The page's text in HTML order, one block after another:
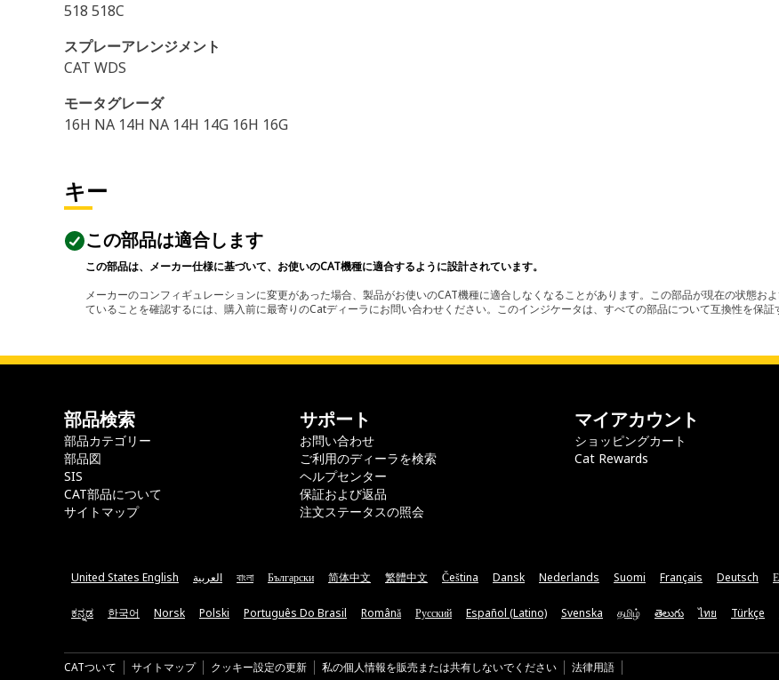
518 518C
スプレーアレンジメント
CAT WDS
モータグレーダ
16H NA 14H NA 14H 14G 16H 16G
キー
この部品は適合します
この部品は、メーカー仕様に基づいて、お使いのCAT機種に適合するように設計されています。
メーカーのコンフィギュレーションに変更があった場合、製品がお使いのCAT機種に適合しなくなることがあります。この部品が現在の状態お
ていることを確認するには、購入前に最寄りのCatディーラにお問い合わせください。このインジケータは、すべての部品について互換性を保証
部品検索
部品カテゴリー
部品図
SIS
CAT部品について
サイトマップ
サポート
お問い合わせ
ご利用のディーラを検索
ヘルプセンター
保証および返品
注文ステータスの照会
マイアカウント
ショッピングカート
Cat Rewards
United States English العربية বাংলা Български 简体中文 繁體中文 Čeština Dansk Nederlands Suomi Français Deutsch
ಕನ್ನಡ 한국어 Norsk Polski Português Do Brasil Română Русский Español (Latino) Svenska தமிழ் తెలుగు ไทย Türkçe
CATついて サイトマップ クッキー設定の更新 私の個人情報を販売または共有しないでください 法律用語